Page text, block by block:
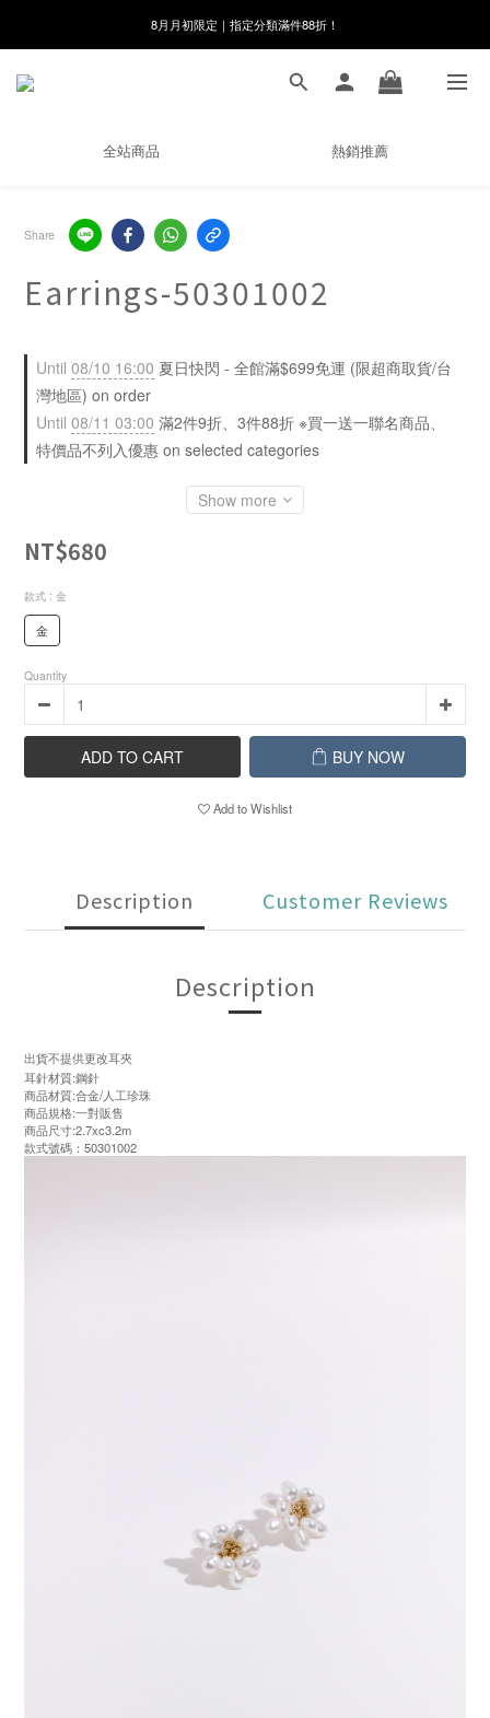
8月月初限定｜指定分類滿件88折！
線在，好事發生｜祈願新品 第2件享9折
🌸新會員限定🌸註冊送$100購物金
全站商品 熱銷推薦
Share
Earrings-50301002
Until 08/10 16:00 夏日快閃 - 全館滿$699免運 (限超商取貨/台
灣地區) on order
Until 08/11 03:00 滿2件9折、3件88折 ※買一送一聯名商品、
特價品不列入優惠 on selected categories
Show more
NT$680
款式 : 金
金
Quantity
ADD TO CART BUY NOW
Add to Wishlist
Description Customer Reviews
Description
出貨不提供更改耳夾
耳針材質:鋼針
商品材質:合金/人工珍珠
商品規格:一對販售
商品尺寸:2.7xc3.2m
款式號碼：50301002